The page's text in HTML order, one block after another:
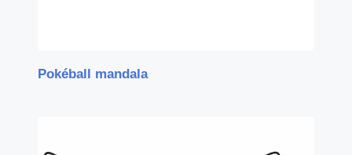
Pokéball mandala